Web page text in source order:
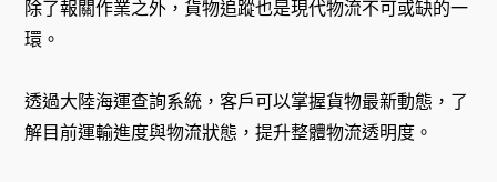
除了報關作業之外，貨物追蹤也是現代物流不可或缺的一
環。
透過大陸海運查詢系統，客戶可以掌握貨物最新動態，了
解目前運輸進度與物流狀態，提升整體物流透明度。